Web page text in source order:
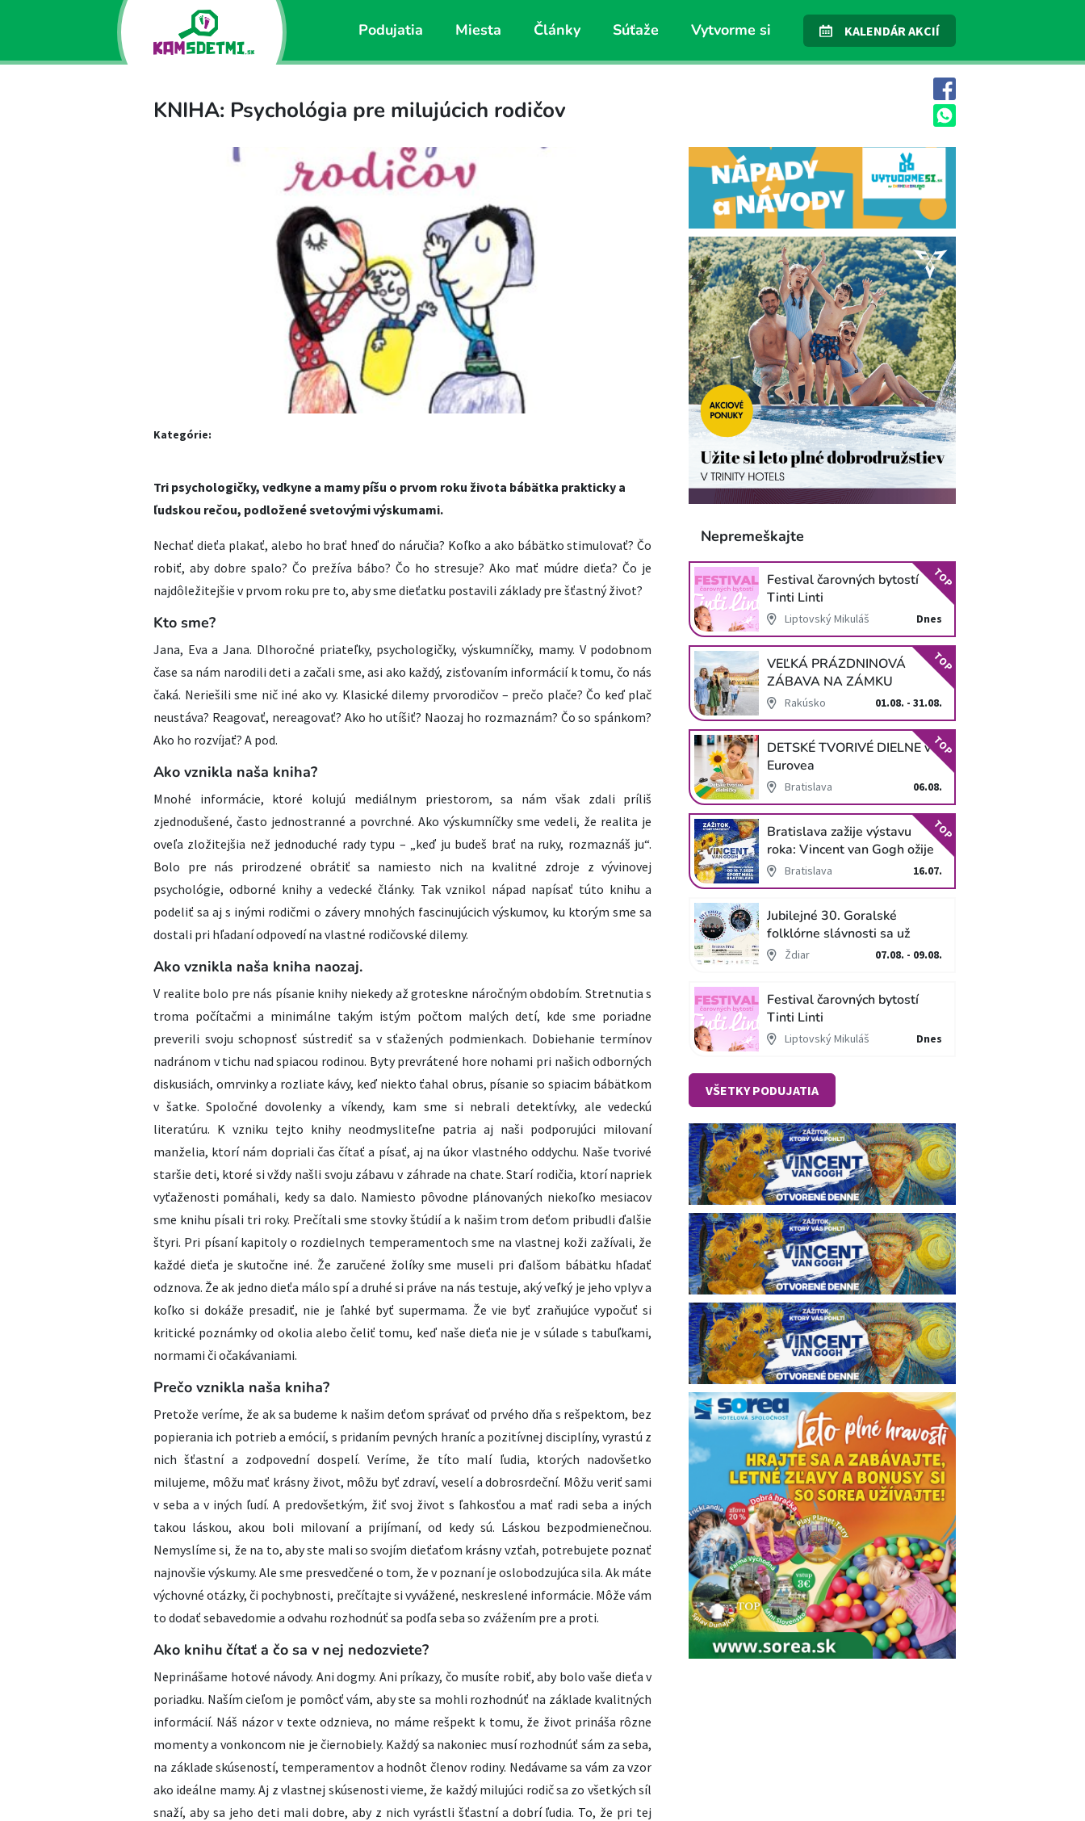
Podujatia Miesta Články Súťaže Vytvorme si KALENDÁR AKCIÍ
KNIHA: Psychológia pre milujúcich rodičov
Kategórie:
Tri psychologičky, vedkyne a mamy píšu o prvom roku života bábätka prakticky a
ľudskou rečou, podložené svetovými výskumami.
Nechať dieťa plakať, alebo ho brať hneď do náručia? Koľko a ako bábätko stimulovať? Čo
robiť, aby dobre spalo? Čo prežíva bábo? Čo ho stresuje? Ako mať múdre dieťa? Čo je
najdôležitejšie v prvom roku pre to, aby sme dieťatku postavili základy pre šťastný život?
Kto sme?
Jana, Eva a Jana. Dlhoročné priateľky, psychologičky, výskumníčky, mamy. V podobnom
čase sa nám narodili deti a začali sme, asi ako každý, zisťovaním informácií k tomu, čo nás
čaká. Neriešili sme nič iné ako vy. Klasické dilemy prvorodičov – prečo plače? Čo keď plač
neustáva? Reagovať, nereagovať? Ako ho utíšiť? Naozaj ho rozmaznám? Čo so spánkom?
Ako ho rozvíjať? A pod.
Ako vznikla naša kniha?​
Mnohé informácie, ktoré kolujú mediálnym priestorom, sa nám však zdali príliš
zjednodušené, často jednostranné a povrchné. Ako výskumníčky sme vedeli, že realita je
oveľa zložitejšia než jednoduché rady typu – „keď ju budeš brať na ruky, rozmaznáš ju“.
Bolo pre nás prirodzené obrátiť sa namiesto nich na kvalitné zdroje z vývinovej
psychológie, odborné knihy a vedecké články. Tak vznikol nápad napísať túto knihu a
podeliť sa aj s inými rodičmi o závery mnohých fascinujúcich výskumov, ku ktorým sme sa
dostali pri hľadaní odpovedí na vlastné rodičovské dilemy.
Ako vznikla naša kniha naozaj.
V realite bolo pre nás písanie knihy niekedy až groteskne náročným obdobím. Stretnutia s
troma počítačmi a minimálne takým istým počtom malých detí, kde sme poriadne
preverili svoju schopnosť sústrediť sa v sťažených podmienkach. Dobiehanie termínov
nadránom v tichu nad spiacou rodinou. Byty prevrátené hore nohami pri našich odborných
diskusiách, omrvinky a rozliate kávy, keď niekto ťahal obrus, písanie so spiacim bábätkom
v šatke. Spoločné dovolenky a víkendy, kam sme si nebrali detektívky, ale vedeckú
literatúru. K vzniku tejto knihy neodmysliteľne patria aj naši podporujúci milovaní
manželia, ktorí nám dopriali čas čítať a písať, aj na úkor vlastného oddychu. Naše tvorivé
staršie deti, ktoré si vždy našli svoju zábavu v záhrade na chate. Starí rodičia, ktorí napriek
vyťaženosti pomáhali, kedy sa dalo. Namiesto pôvodne plánovaných niekoľko mesiacov
sme knihu písali tri roky. Prečítali sme stovky štúdií a k našim trom deťom pribudli ďalšie
štyri. Pri písaní kapitoly o rozdielnych temperamentoch sme na vlastnej koži zažívali, že
každé dieťa je skutočne iné. Že zaručené žolíky sme museli pri ďalšom bábätku hľadať
odznova. Že ak jedno dieťa málo spí a druhé si práve na nás testuje, aký veľký je jeho vplyv a
koľko si dokáže presadiť, nie je ľahké byť supermama. Že vie byť zraňujúce vypočuť si
kritické poznámky od okolia alebo čeliť tomu, keď naše dieťa nie je v súlade s tabuľkami,
normami či očakávaniami.
Prečo vznikla naša kniha?​
Pretože veríme, že ak sa budeme k našim deťom správať od prvého dňa s rešpektom, bez
popierania ich potrieb a emócií, s pridaním pevných hraníc a pozitívnej disciplíny, vyrastú z
nich šťastní a zodpovední dospelí. Veríme, že títo malí ľudia, ktorých nadovšetko
milujeme, môžu mať krásny život, môžu byť zdraví, veselí a dobrosrdeční. Môžu veriť sami
v seba a v iných ľudí. A predovšetkým, žiť svoj život s ľahkosťou a mať radi seba a iných
takou láskou, akou boli milovaní a prijímaní, od kedy sú. Láskou bezpodmienečnou.
Nemyslíme si, že na to, aby ste mali so svojím dieťaťom krásny vzťah, potrebujete poznať
najnovšie výskumy. Ale sme presvedčené o tom, že v poznaní je oslobodzujúca sila. Ak máte
výchovné otázky, či pochybnosti, prečítajte si vyvážené, neskreslené informácie. Môže vám
to dodať sebavedomie a odvahu rozhodnúť sa podľa seba so zvážením pre a proti.
Ako knihu čítať a čo sa v nej nedozviete?​
Neprinášame hotové návody. Ani dogmy. Ani príkazy, čo musíte robiť, aby bolo vaše dieťa v
poriadku. Naším cieľom je pomôcť vám, aby ste sa mohli rozhodnúť na základe kvalitných
informácií. Náš názor v texte odznieva, no máme rešpekt k tomu, že život prináša rôzne
momenty a vonkoncom nie je čiernobiely. Každý sa nakoniec musí rozhodnúť sám za seba,
na základe skúseností, temperamentov a hodnôt členov rodiny. Nedávame sa vám za vzor
ako ideálne mamy. Aj z vlastnej skúsenosti vieme, že každý milujúci rodič sa zo všetkých síl
snaží, aby sa jeho deti mali dobre, aby z nich vyrástli šťastní a dobrí ľudia. To, že pri tej
Nepremeškajte
Festival čarovných bytostí
Tinti Linti
Liptovský Mikuláš Dnes
TOP
VEĽKÁ PRÁZDNINOVÁ
ZÁBAVA NA ZÁMKU
SCHLOSS HOF
Rakúsko 01.08. - 31.08.
TOP
DETSKÉ TVORIVÉ DIELNE v
Eurovea
Bratislava 06.08.
TOP
Bratislava zažije výstavu
roka: Vincent van Gogh ožije
v unikátnej imerzívnej šou!
Bratislava 16.07.
TOP
Jubilejné 30. Goralské
folklórne slávnosti sa už
blížiaŽdiar 07.08. - 09.08.
Festival čarovných bytostí
Tinti Linti
Liptovský Mikuláš Dnes
VŠETKY PODUJATIA